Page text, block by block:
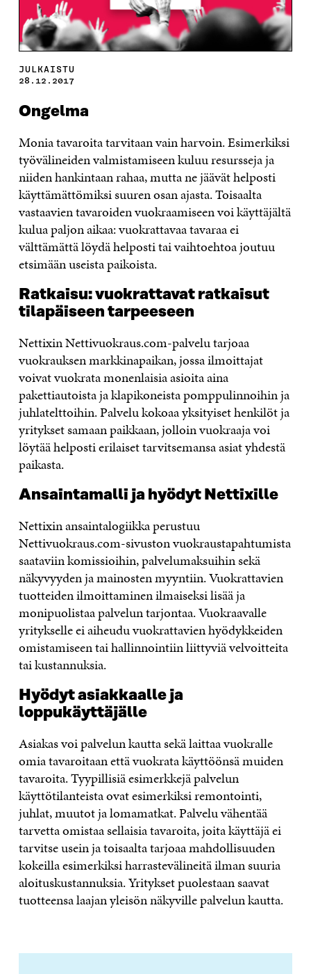
JULKAISTU
28.12.2017
Ongelma
Monia tavaroita tarvitaan vain harvoin. Esimerkiksi
työvälineiden valmistamiseen kuluu resursseja ja
niiden hankintaan rahaa, mutta ne jäävät helposti
käyttämättömiksi suuren osan ajasta. Toisaalta
vastaavien tavaroiden vuokraamiseen voi käyttäjältä
kulua paljon aikaa: vuokrattavaa tavaraa ei
välttämättä löydä helposti tai vaihtoehtoa joutuu
etsimään useista paikoista.
Ratkaisu: vuokrattavat ratkaisut
tilapäiseen tarpeeseen
Nettixin Nettivuokraus.com-palvelu tarjoaa
vuokrauksen markkinapaikan, jossa ilmoittajat
voivat vuokrata monenlaisia asioita aina
pakettiautoista ja klapikoneista pomppulinnoihin ja
juhlatelttoihin. Palvelu kokoaa yksityiset henkilöt ja
yritykset samaan paikkaan, jolloin vuokraaja voi
löytää helposti erilaiset tarvitsemansa asiat yhdestä
paikasta.
Ansaintamalli ja hyödyt Nettixille
Nettixin ansaintalogiikka perustuu
Nettivuokraus.com-sivuston vuokraustapahtumista
saataviin komissioihin, palvelumaksuihin sekä
näkyvyyden ja mainosten myyntiin. Vuokrattavien
tuotteiden ilmoittaminen ilmaiseksi lisää ja
monipuolistaa palvelun tarjontaa. Vuokraavalle
yritykselle ei aiheudu vuokrattavien hyödykkeiden
omistamiseen tai hallinnointiin liittyviä velvoitteita
tai kustannuksia.
Hyödyt asiakkaalle ja
loppukäyttäjälle
Asiakas voi palvelun kautta sekä laittaa vuokralle
omia tavaroitaan että vuokrata käyttöönsä muiden
tavaroita. Tyypillisiä esimerkkejä palvelun
käyttötilanteista ovat esimerkiksi remontointi,
juhlat, muutot ja lomamatkat. Palvelu vähentää
tarvetta omistaa sellaisia tavaroita, joita käyttäjä ei
tarvitse usein ja toisaalta tarjoaa mahdollisuuden
kokeilla esimerkiksi harrastevälineitä ilman suuria
aloituskustannuksia. Yritykset puolestaan saavat
tuotteensa laajan yleisön näkyville palvelun kautta.